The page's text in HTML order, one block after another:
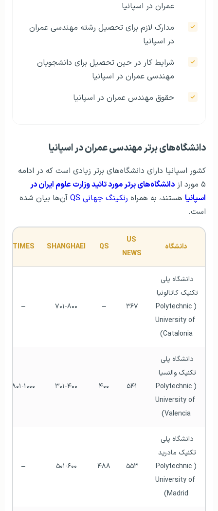
عمران در اسپانیا
مدارک لازم برای تحصیل رشته مهندسی عمران
در اسپانیا
شرایط کار در حین تحصیل برای دانشجویان
مهندسی عمران در اسپانیا
حقوق مهندس عمران در اسپانیا
دانشگاه‌های برتر مهندسی عمران در اسپانیا
کشور اسپانیا دارای دانشگاه‌های برتر زیادی است که در ادامه
۵ مورد از
دانشگاه‌های برتر مورد تائید وزارت علوم ایران در
اسپانیا هستند، به همراه رنکینگ جهانی QS
آن‌ها بیان شده
است.
دانشگاه
US
NEWS
QS
SHANGHAEI
TIMES
(Polytechnic
University of
Catalonia)
۳۶۷ – ۷۰۱-۸۰۰ –
(Polytechnic
University of
Valencia)
۵۴۱ ۴۰۰ ۳۰۱-۴۰۰ ۸۰۱-۱۰۰۰
(Polytechnic
University of
Madrid)
۵۵۳ ۴۸۸ ۵۰۱-۶۰۰ –